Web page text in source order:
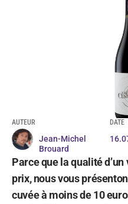
AUTEUR
Jean-Michel
Brouard
DATE
Parce que la qualité
prix, nous vous
cuvée à moins de 10